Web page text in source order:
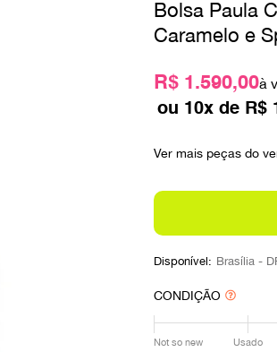
Bolsa Paula
Caramelo e
R$ 1.590,00à
ou 10x de R$
Ver mais peças do
Disponível: Brasília -
CONDIÇÃO
Not so new Usado